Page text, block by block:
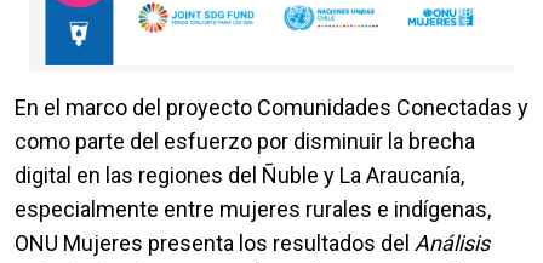
En el marco del proyecto Comunidades Conectadas y
como parte del esfuerzo por disminuir la brecha
digital en las regiones del Ñuble y La Araucanía,
especialmente entre mujeres rurales e indígenas,
ONU Mujeres presenta los resultados del Análisis